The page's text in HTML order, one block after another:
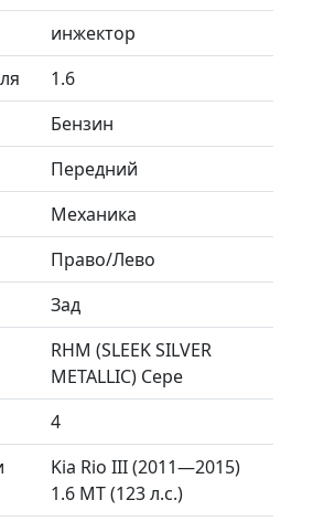
инжектор
1.6
Бензин
Передний
Механика
Право/Лево
Зад
RHM (SLEEK SILVER
METALLIC) Сере
4
Kia Rio III (2011—2015)
1.6 MT (123 л.с.)